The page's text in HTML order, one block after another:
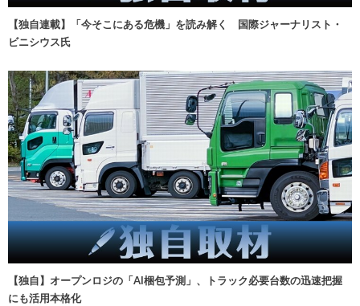
【独自連載】「今そこにある危機」を読み解く 国際ジャーナリスト・
ビニシウス氏
【独自】オープンロジの「AI梱包予測」、トラック必要台数の迅速把握
にも活用本格化